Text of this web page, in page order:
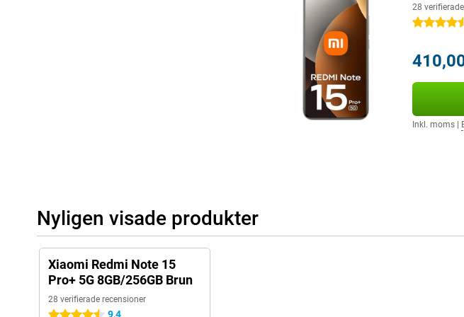
28
4.5
Inkl. moms
Nyligen visade produkter
Xiaomi Redmi Note 15
Pro+ 5G 8GB/256GB Brun
28 verifierade recensioner
9,4